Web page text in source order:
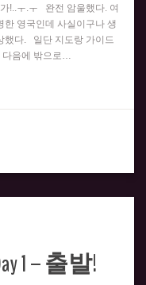
!..ㅜ.ㅜ 완전 암울했다. 여
한 영국인데 사실이구나 생
했다. 일단 지도랑 가이드
다음에 밖으로…
1 – 출발!